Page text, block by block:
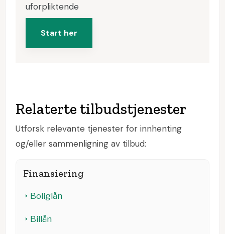
uforpliktende
Start her
Relaterte tilbudstjenester
Utforsk relevante tjenester for innhenting
og/eller sammenligning av tilbud:
Finansiering
Boliglån
Billån